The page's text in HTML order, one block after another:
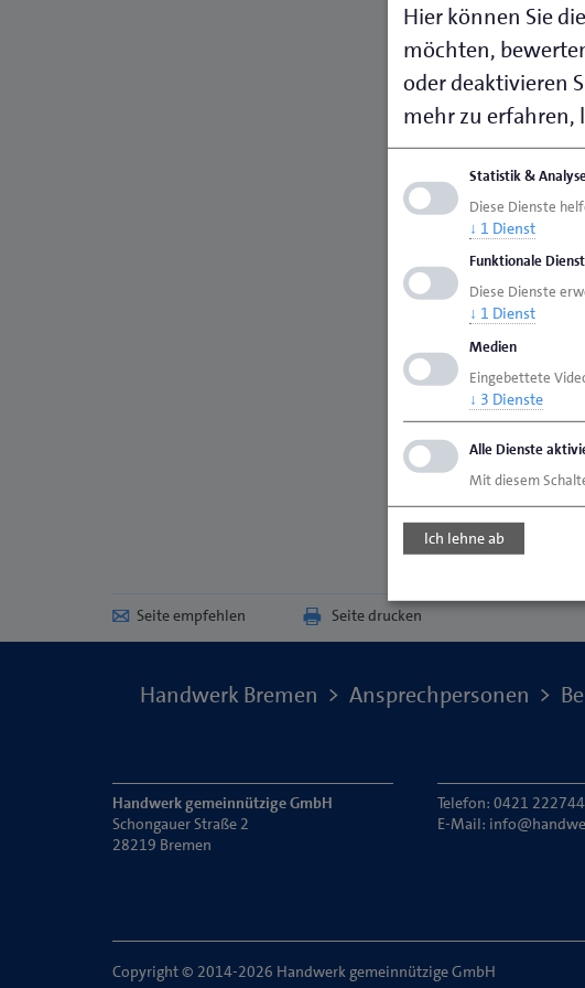
Seite empfehlen Seite drucken
Handwerk Bremen Ansprechpersonen
Handwerk gemeinnützige GmbH
Schongauer Straße 2
28219 Bremen
Telefon: 0421
E-Mail:
Copyright © 2014-2026 Handwerk gemeinnützige GmbH
Hier können Sie
möchten,
oder deaktivieren
mehr zu erfahren,
Statistik &
Diese Dienste
↓ 1 Dienst
Funktionale
Diese Dienste
↓ 1 Dienst
Medien
Eingebettete
↓ 3 Dienste
Alle Dienste
Mit diesem
Ich lehne ab